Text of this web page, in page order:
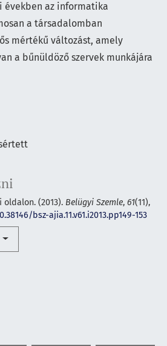
oldalon. (2013). Belügyi Szemle, 61(11),
bsz-ajia.11.v61.i2013.pp149-153
években az informatika
a társadalomban
mértékű változást, amely
a bűnüldöző szervek munkájára